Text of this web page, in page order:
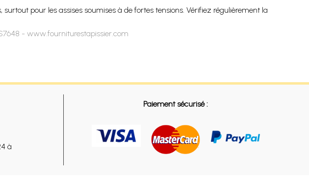
pour les assises soumises à de fortes tensions. Vérifiez régulièrement la
- www.fourniturestapissier.com
à
Paiement sécurisé :